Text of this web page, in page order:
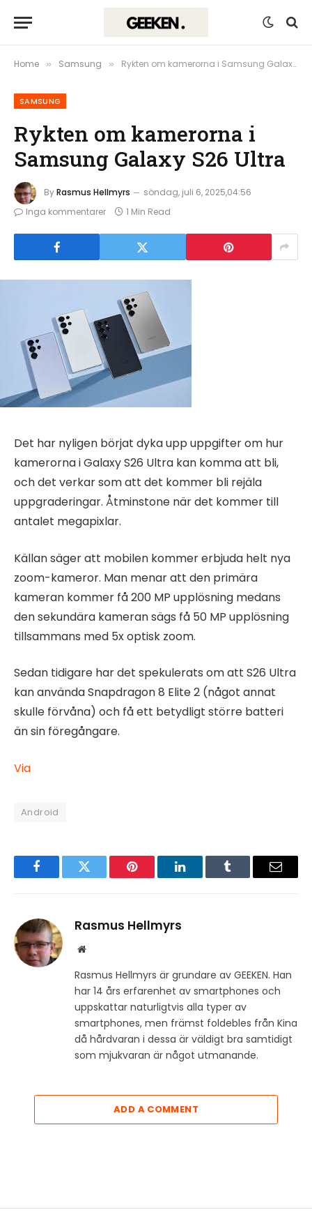
Home » Samsung » Rykten om kamerorna i Samsung Galaxy S26 Ultra
SAMSUNG
Rykten om kamerorna i
Samsung Galaxy S26 Ultra
ByRasmus Hellmyrs
söndag, juli 6, 2025,04:56
Inga kommentarer
1 Min Read
Det har nyligen börjat dyka upp uppgifter om hur
kamerorna i Galaxy S26 Ultra kan komma att bli,
och det verkar som att det kommer bli rejäla
uppgraderingar. Åtminstone när det kommer till
antalet megapixlar.
Källan säger att mobilen kommer erbjuda helt nya
zoom-kameror. Man menar att den primära
kameran kommer få 200 MP upplösning medans
den sekundära kameran sägs få 50 MP upplösning
tillsammans med 5x optisk zoom.
Sedan tidigare har det spekulerats om att S26 Ultra
kan använda Snapdragon 8 Elite 2 (något annat
skulle förvåna) och få ett betydligt större batteri
än sin föregångare.
Via
Android
FacebookTwitter Pinterest LinkedInTumblr Email
Rasmus Hellmyrs
Website
Rasmus Hellmyrs är grundare av GEEKEN. Han
har 14 års erfarenhet av smartphones och
uppskattar naturligtvis alla typer av
smartphones, men främst foldebles från Kina
då hårdvaran i dessa är väldigt bra samtidigt
som mjukvaran är något utmanande.
ADD A COMMENT